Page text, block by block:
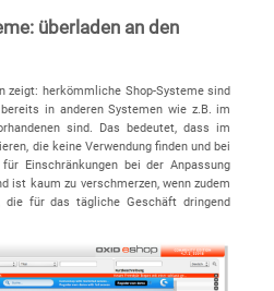
überladen an den
zeigt: herkömmliche Shop-Systeme sind
in anderen Systemen wie z.B. im
sind. Das bedeutet, dass im
die keine Verwendung finden und bei
Einschränkungen bei der Anpassung
ist kaum zu verschmerzen, wenn zudem
die für das tägliche Geschäft dringend